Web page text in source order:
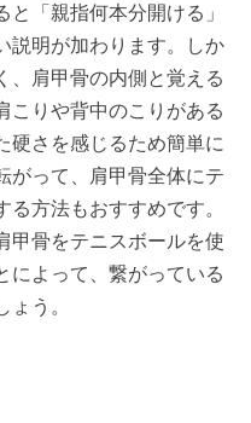
「親指何本分開ける」
説明が加わります。しか
、肩甲骨の内側と覚える
こりや背中のこりがある
硬さを感じるため簡単に
がって、肩甲骨全体にテ
方法もおすすめです。
甲骨をテニスボールを使
によって、繋がっている
う。